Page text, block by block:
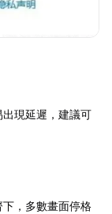
現延遲，建議可
，多數畫面停格